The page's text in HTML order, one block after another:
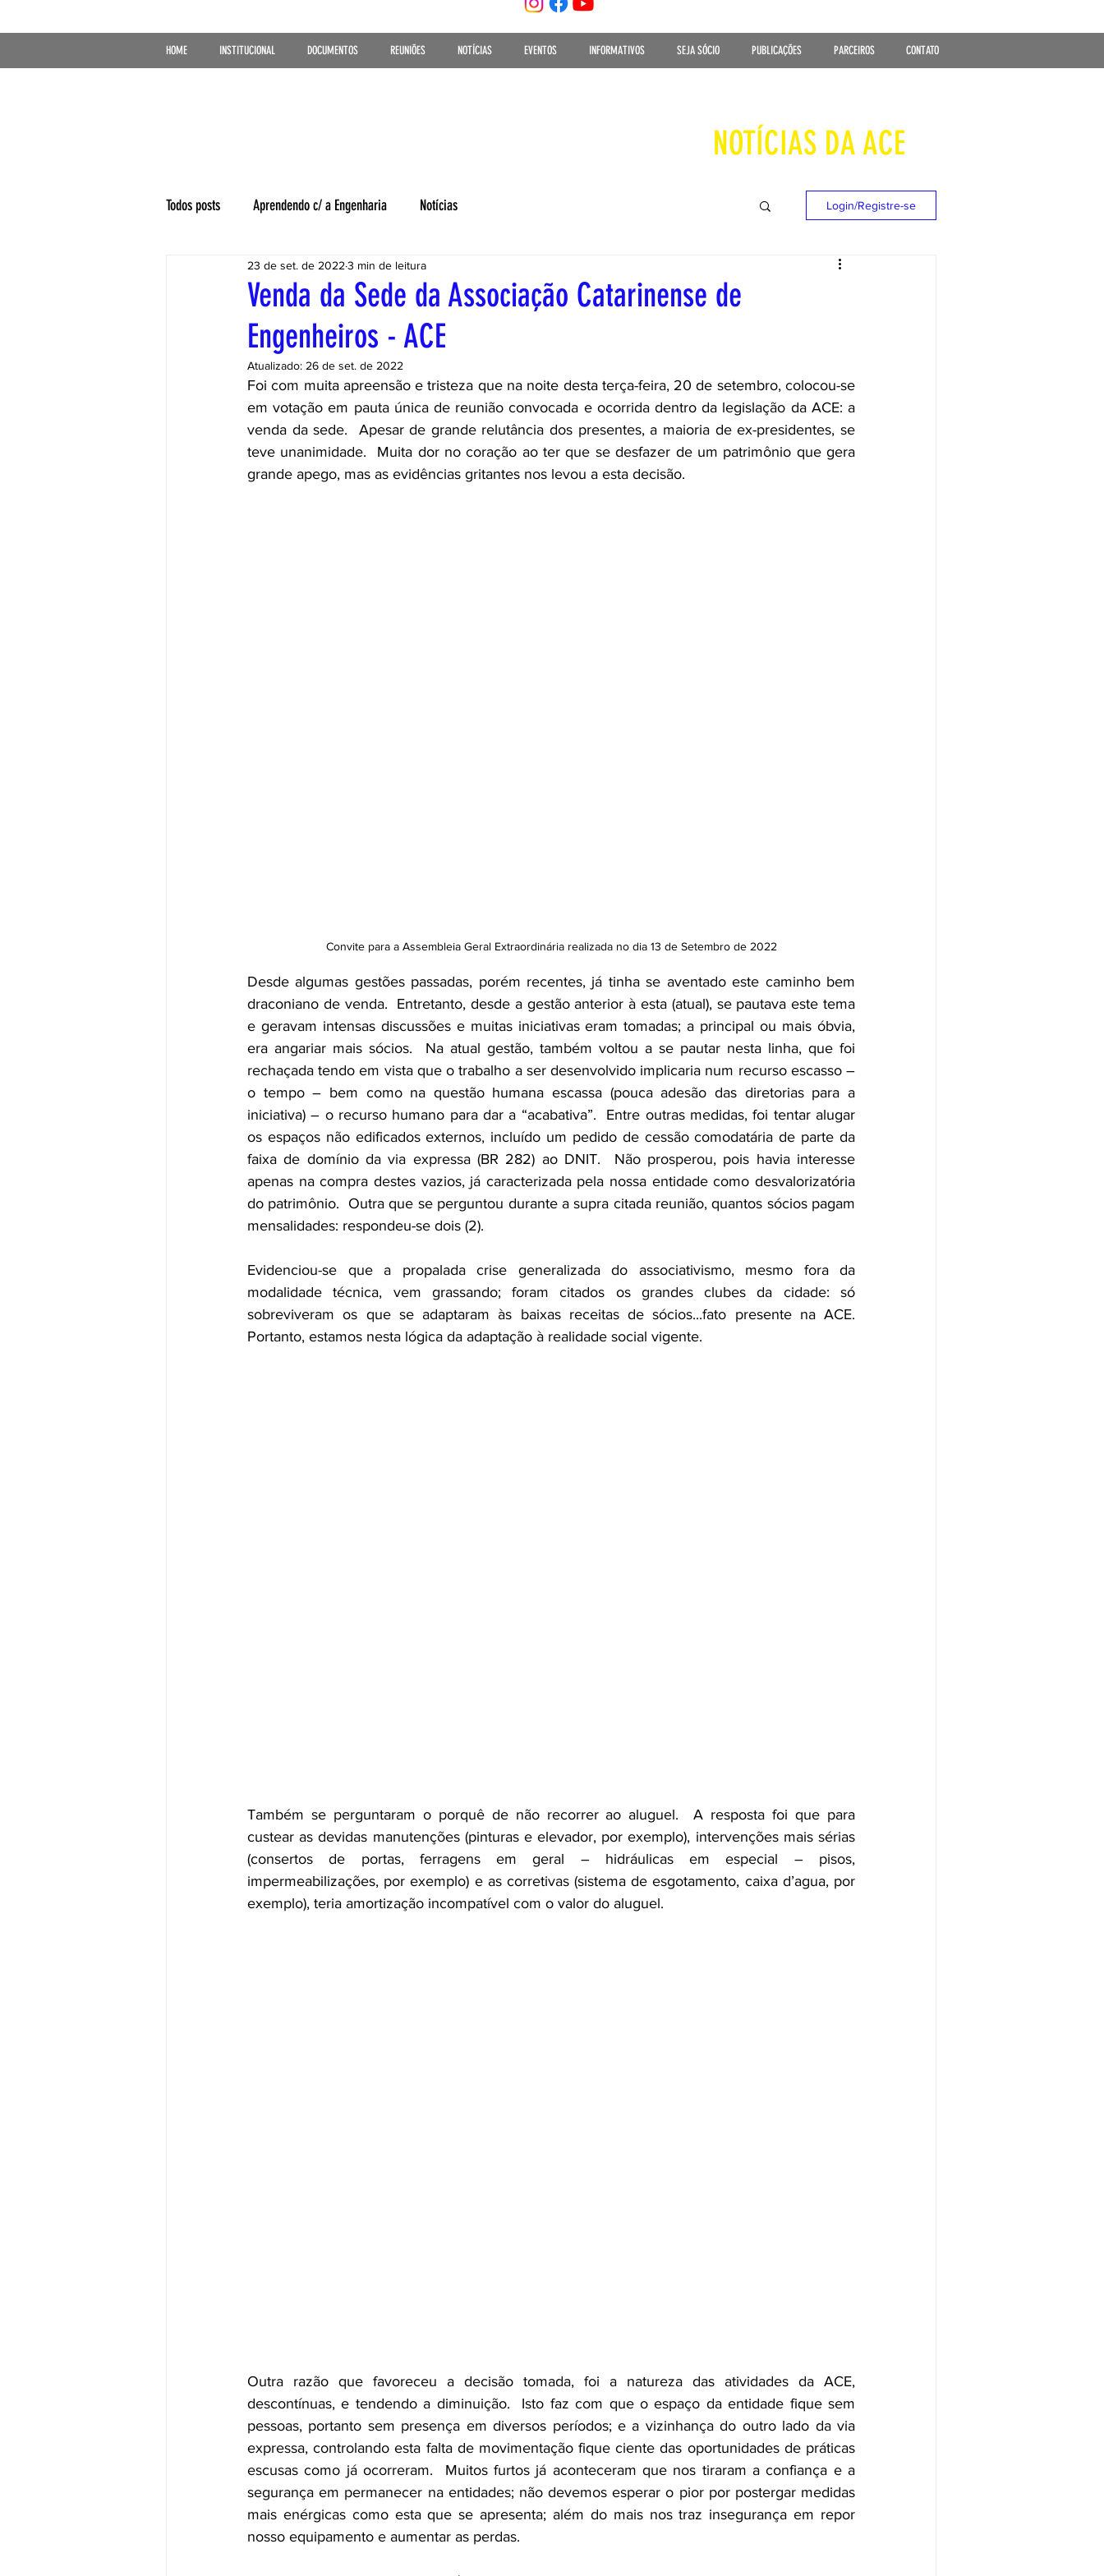
HOME INSTITUCIONAL DOCUMENTOS REUNIÕES NOTÍCIAS EVENTOS INFORMATIVOS SEJA SÓCIO PUBLICAÇÕES PARCEIROS CONTATO
NOTÍCIAS DA ACE
Todos posts Aprendendo c/ a Engenharia Notícias Login/Registre-se
Venda da Sede da Associação Catarinense de
Engenheiros - ACE
23 de set. de 2022 3 min de leitura
Atualizado: 26 de set. de 2022
Foi com muita apreensão e tristeza que na noite desta terça-feira, 20 de setembro, colocou-se
em votação em pauta única de reunião convocada e ocorrida dentro da legislação da ACE: a
venda da sede.  Apesar de grande relutância dos presentes, a maioria de ex-presidentes, se
teve unanimidade.  Muita dor no coração ao ter que se desfazer de um patrimônio que gera
grande apego, mas as evidências gritantes nos levou a esta decisão.
Convite para a Assembleia Geral Extraordinária realizada no dia 13 de Setembro de 2022
Desde algumas gestões passadas, porém recentes, já tinha se aventado este caminho bem
draconiano de venda.  Entretanto, desde a gestão anterior à esta (atual), se pautava este tema
e geravam intensas discussões e muitas iniciativas eram tomadas; a principal ou mais óbvia,
era angariar mais sócios.  Na atual gestão, também voltou a se pautar nesta linha, que foi
rechaçada tendo em vista que o trabalho a ser desenvolvido implicaria num recurso escasso –
o tempo – bem como na questão humana escassa (pouca adesão das diretorias para a
iniciativa) – o recurso humano para dar a “acabativa”.  Entre outras medidas, foi tentar alugar
os espaços não edificados externos, incluído um pedido de cessão comodatária de parte da
faixa de domínio da via expressa (BR 282) ao DNIT.  Não prosperou, pois havia interesse
apenas na compra destes vazios, já caracterizada pela nossa entidade como desvalorizatória
do patrimônio.  Outra que se perguntou durante a supra citada reunião, quantos sócios pagam
mensalidades: respondeu-se dois (2).
Evidenciou-se que a propalada crise generalizada do associativismo, mesmo fora da
modalidade técnica, vem grassando; foram citados os grandes clubes da cidade: só
sobreviveram os que se adaptaram às baixas receitas de sócios...fato presente na ACE.
Portanto, estamos nesta lógica da adaptação à realidade social vigente.
Também se perguntaram o porquê de não recorrer ao aluguel.  A resposta foi que para
custear as devidas manutenções (pinturas e elevador, por exemplo), intervenções mais sérias
(consertos de portas, ferragens em geral – hidráulicas em especial – pisos,
impermeabilizações, por exemplo) e as corretivas (sistema de esgotamento, caixa d’agua, por
exemplo), teria amortização incompatível com o valor do aluguel.
Outra razão que favoreceu a decisão tomada, foi a natureza das atividades da ACE,
descontínuas, e tendendo a diminuição.  Isto faz com que o espaço da entidade fique sem
pessoas, portanto sem presença em diversos períodos; e a vizinhança do outro lado da via
expressa, controlando esta falta de movimentação fique ciente das oportunidades de práticas
escusas como já ocorreram.  Muitos furtos já aconteceram que nos tiraram a confiança e a
segurança em permanecer na entidades; não devemos esperar o pior por postergar medidas
mais enérgicas como esta que se apresenta; além do mais nos traz insegurança em repor
nosso equipamento e aumentar as perdas.